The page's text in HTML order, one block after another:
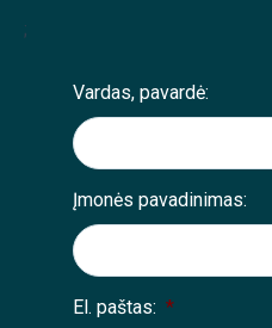
;
Vardas, pavardė:
Įmonės pavadinimas:
El. paštas: *